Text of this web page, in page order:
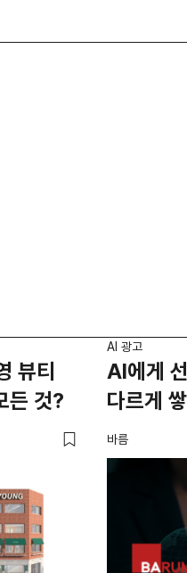
뷰티
든 것?
AI 광고
AI에게
다르게
바름